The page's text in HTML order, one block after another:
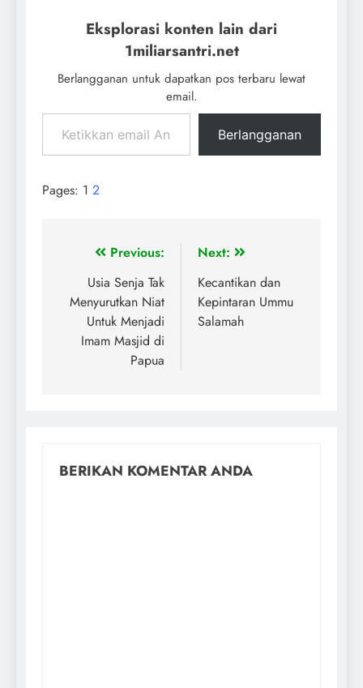
Eksplorasi konten lain dari
1miliarsantri.net
Berlangganan untuk dapatkan pos terbaru lewat
email.
Berlangganan
Pages: 1 2
Previous:
Usia Senja Tak
Menyurutkan Niat
Untuk Menjadi
Imam Masjid di
Papua
Next:
Kecantikan dan
Kepintaran Ummu
Salamah
BERIKAN KOMENTAR ANDA